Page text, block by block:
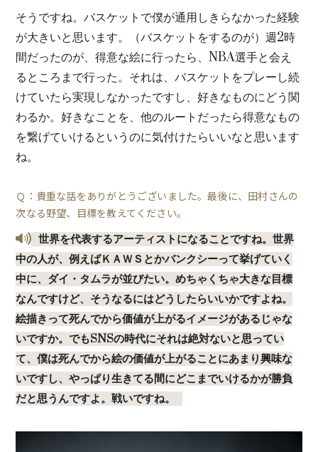
そうですね。バスケットで僕が通用しきらなかった経験
が大きいと思います。（バスケットをするのが）週2時
間だったのが、得意な絵に行ったら、NBA選手と会え
るところまで行った。それは、バスケットをプレーし続
けていたら実現しなかったですし、好きなものにどう関
わるか。好きなことを、他のルートだったら得意なもの
を繋げていけるというのに気付けたらいいなと思います
ね。
Ｑ：貴重な話をありがとうございました。最後に、田村さんの
次なる野望、目標を教えてください。
世界を代表するアーティストになることですね。世界
中の人が、例えばＫＡＷＳとかバンクシーって挙げていく
中に、ダイ・タムラが並びたい。めちゃくちゃ大きな目標
なんですけど、そうなるにはどうしたらいいかですよね。
絵描きって死んでから価値が上がるイメージがあるじゃな
いですか。でもSNSの時代にそれは絶対ないと思ってい
て、僕は死んでから絵の価値が上がることにあまり興味な
いですし、やっぱり生きてる間にどこまでいけるかが勝負
だと思うんですよ。戦いですね。